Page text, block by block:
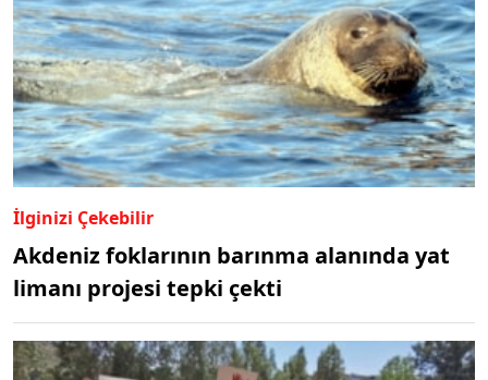
İlginizi Çekebilir
Akdeniz foklarının barınma alanında yat
limanı projesi tepki çekti